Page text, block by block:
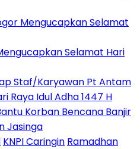
Mengucapkan Selamat
Selamat Hari
Staf/Karyawan Pt Antam
Raya Idul Adha 1447 H
Korban Bencana Banjir
Jasinga
KNPI Caringin Ramadhan